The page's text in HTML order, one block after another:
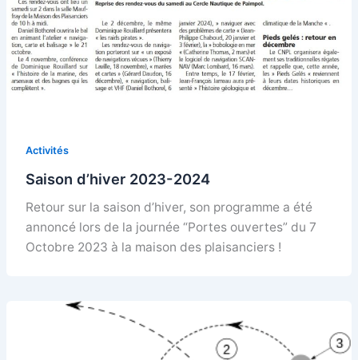
Activités
Saison d’hiver 2023-2024
Retour sur la saison d’hiver, son programme a été
annoncé lors de la journée “Portes ouvertes” du 7
Octobre 2023 à la maison des plaisanciers !